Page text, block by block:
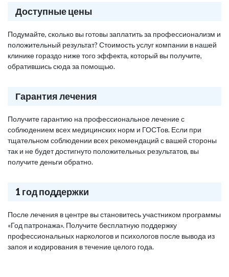
Доступные цены
Подумайте, сколько вы готовы заплатить за профессионализм и
положительный результат? Стоимость услуг компании в нашей
клинике гораздо ниже того эффекта, который вы получите,
обратившись сюда за помощью.
Гарантия лечения
Получите гарантию на профессиональное лечение с
соблюдением всех медицинских норм и ГОСТов. Если при
тщательном соблюдении всех рекомендаций с вашей стороны
так и не будет достигнуто положительных результатов, вы
получите деньги обратно.
1 год поддержки
После лечения в центре вы становитесь участником программы
«Год патронажа». Получите бесплатную поддержку
профессиональных наркологов и психологов после вывода из
запоя и кодирования в течение целого года.